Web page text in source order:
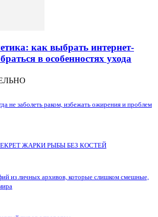
как выбрать интернет-
в особенностях ухода
не заболеть раком, избежать ожирения и проблем
ЖАРКИ РЫБЫ БЕЗ КОСТЕЙ
из личных архивов, которые слишком смешные,